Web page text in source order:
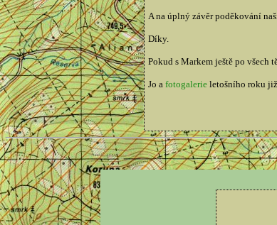
A na úplný závěr poděkování
Díky.
Pokud s Markem ještě po všech
Jo a fotogalerieletošního roku